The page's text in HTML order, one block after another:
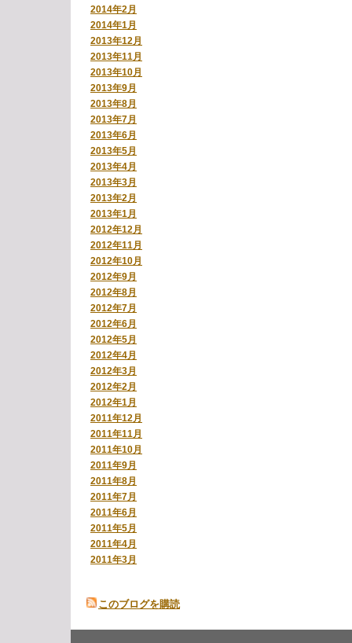
2014年2月
2014年1月
2013年12月
2013年11月
2013年10月
2013年9月
2013年8月
2013年7月
2013年6月
2013年5月
2013年4月
2013年3月
2013年2月
2013年1月
2012年12月
2012年11月
2012年10月
2012年9月
2012年8月
2012年7月
2012年6月
2012年5月
2012年4月
2012年3月
2012年2月
2012年1月
2011年12月
2011年11月
2011年10月
2011年9月
2011年8月
2011年7月
2011年6月
2011年5月
2011年4月
2011年3月
このブログを購読